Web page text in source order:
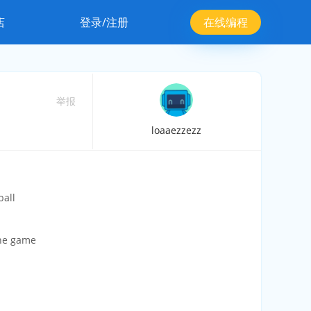
登录/注册 在线编程
举报
loaaezzezz
game